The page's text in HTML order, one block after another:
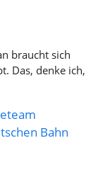
braucht sich
Das, denke ich,
Bahn